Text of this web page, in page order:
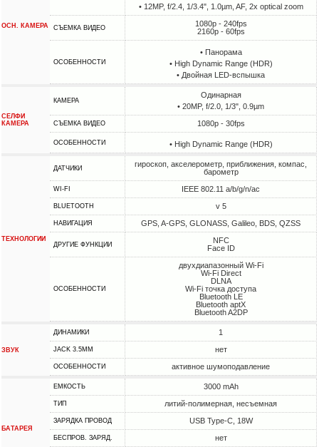
ОСН. КАМЕРА
• 12MP, f/2.4, 1/3.4", 1.0µm, AF, 2x optical zoom
СЪЕМКА ВИДЕО
1080p - 240fps
2160p - 60fps
ОСОБЕННОСТИ
• Панорама
• High Dynamic Range (HDR)
• Двойная LED-вспышка
СЕЛФИ
КАМЕРА
КАМЕРА
Одинарная
• 20MP, f/2.0, 1/3", 0.9µm
СЪЕМКА ВИДЕО 1080p - 30fps
ОСОБЕННОСТИ • High Dynamic Range (HDR)
ТЕХНОЛОГИИ
ДАТЧИКИ
гироскоп, акселерометр, приближения, компас,
барометр
WI-FI IEEE 802.11 a/b/g/n/ac
BLUETOOTH v 5
НАВИГАЦИЯ GPS, A-GPS, GLONASS, Galileo, BDS, QZSS
ДРУГИЕ ФУНКЦИИ
NFC
Face ID
ОСОБЕННОСТИ
двухдиапазонный Wi-Fi
Wi-Fi Direct
DLNA
Wi-Fi точка доступа
Bluetooth LE
Bluetooth aptX
Bluetooth A2DP
ЗВУК
ДИНАМИКИ 1
JACK 3.5MM нет
ОСОБЕННОСТИ активное шумоподавление
БАТАРЕЯ
ЕМКОСТЬ 3000 mAh
ТИП литий-полимерная, несъемная
ЗАРЯДКА ПРОВОД USB Type-C, 18W
БЕСПРОВ. ЗАРЯД. нет